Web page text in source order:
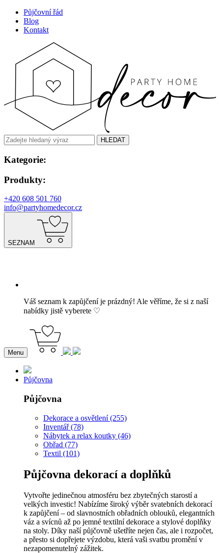
Půjčovní řád
Blog
Kontakt
HLEDAT
Kategorie:
Produkty:
+420 608 501 760
info@partyhomedecor.cz
SEZNAM
Váš seznam k zapůjčení je prázdný! Ale věříme, že si z naší
nabídky jistě vyberete ♡
Menu
Půjčovna
Půjčovna
Dekorace a osvětlení (255)
Inventář (78)
Nábytek a relax koutky (46)
Obřad (77)
Textil (101)
Půjčovna dekorací a doplňků
Vytvořte jedinečnou atmosféru bez zbytečných starostí a
velkých investic! Nabízíme široký výběr svatebních dekorací
k zapůjčení – od slavnostních obřadních oblouků, elegantních
váz a svícnů až po jemné textilní dekorace a stylové doplňky
na stoly. Díky naší půjčovně ušetříte nejen čas, ale i rozpočet,
a přesto si dopřejete výzdobu, která vaši svatbu promění v
nezapomenutelný zážitek.